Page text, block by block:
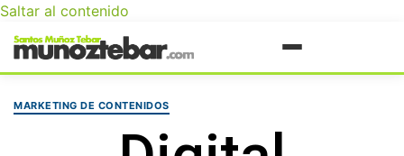
Saltar al contenido
MARKETING DE CONTENIDOS